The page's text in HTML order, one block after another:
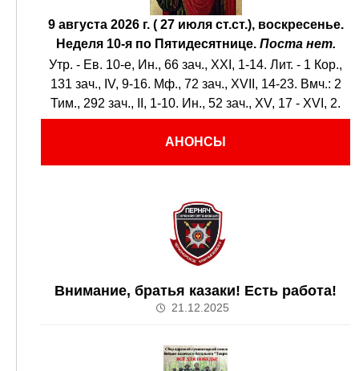
9 августа 2026 г. ( 27 июля ст.ст.), воскресенье.
Неделя 10-я по Пятидесятнице. Поста нет.
Утр. - Ев. 10-е, Ин., 66 зач., XXI, 1-14. Лит. - 1 Кор.,
131 зач., IV, 9-16. Мф., 72 зач., XVII, 14-23. Вмч.: 2
Тим., 292 зач., II, 1-10. Ин., 52 зач., XV, 17 - XVI, 2.
АНОНСЫ
Внимание, братья казаки! Есть работа!
21.12.2025